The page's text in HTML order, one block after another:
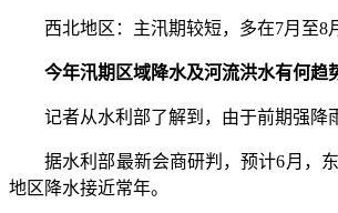
西北地区：主汛期较短，多在7月至8
今年汛期区域降水及河流洪水有何趋
记者从水利部了解到，由于前期强降雨
据水利部最新会商研判，预计6月，东
地区降水接近常年。